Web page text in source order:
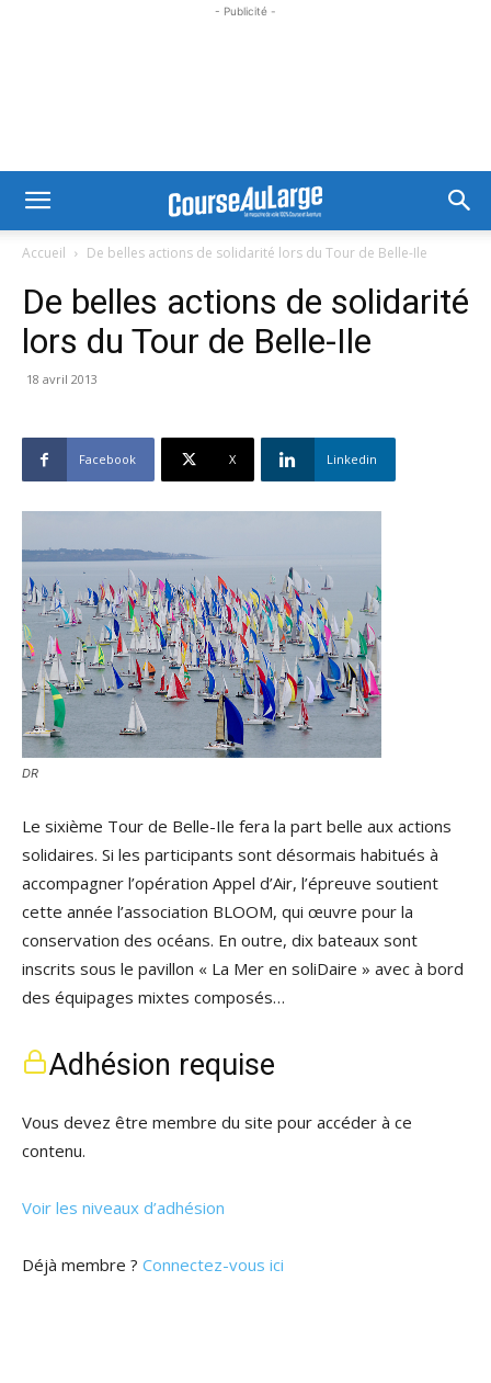
- Publicité -
Accueil De belles actions de solidarité lors du Tour de Belle-Ile
De belles actions de solidarité
lors du Tour de Belle-Ile
18 avril 2013
Facebook X Linkedin
DR
Le sixième Tour de Belle-Ile fera la part belle aux actions
solidaires. Si les participants sont désormais habitués à
accompagner l’opération Appel d’Air, l’épreuve soutient
cette année l’association BLOOM, qui œuvre pour la
conservation des océans. En outre, dix bateaux sont
inscrits sous le pavillon « La Mer en soliDaire » avec à bord
des équipages mixtes composés…
Adhésion requise
Vous devez être membre du site pour accéder à ce
contenu.
Voir les niveaux d’adhésion
Déjà membre ? Connectez-vous ici